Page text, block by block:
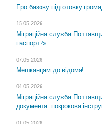
Про базову підготовку
15.05.2026
Міграційна служба
паспорт?»
07.05.2026
Мешканцям до відома!
04.05.2026
Міграційна служба
документа: покрокова
01.05.2026